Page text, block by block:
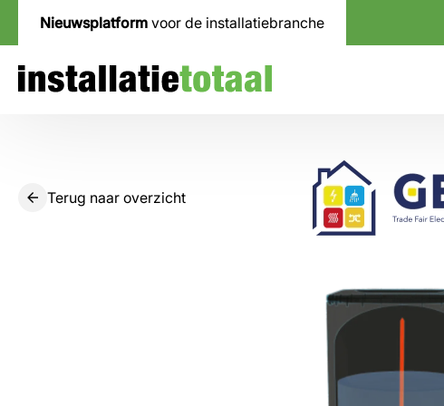
Nieuwsplatform voor de installatiebranche
Terug naar overzicht